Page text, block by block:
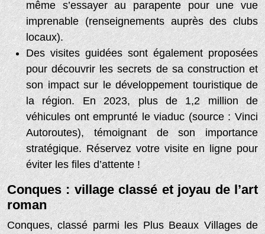
même s’essayer au parapente pour une vue
imprenable (renseignements auprès des clubs
locaux).
Des visites guidées sont également proposées
pour découvrir les secrets de sa construction et
son impact sur le développement touristique de
la région. En 2023, plus de 1,2 million de
véhicules ont emprunté le viaduc (source : Vinci
Autoroutes), témoignant de son importance
stratégique. Réservez votre visite en ligne pour
éviter les files d’attente !
Conques : village classé et joyau de l’art
roman
Conques, classé parmi les Plus Beaux Villages de